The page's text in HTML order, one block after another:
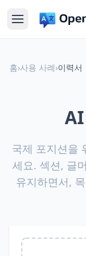
홈›사용 사례›이력서
국제 포지션을
세요. 섹션, 글
유지하면서,